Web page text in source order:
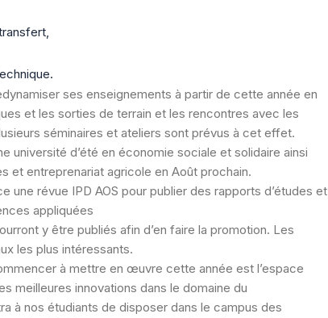
ses enseignements à partir de cette année en
et les sorties de terrain et les rencontres avec les
séminaires et ateliers sont prévus à cet effet.
université d’été en économie sociale et solidaire ainsi
et entreprenariat agricole en Août prochain.
une révue IPD AOS pour publier des rapports d’études et
appliquées
y être publiés afin d’en faire la promotion. Les
les plus intéressants.
à mettre en œuvre cette année est l’espace
meilleures innovations dans le domaine du
à nos étudiants de disposer dans le campus des